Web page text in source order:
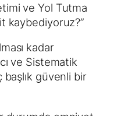
ve Yol Tutma
kaybediyoruz?”
kadar
ve Sistematik
başlık güvenli bir